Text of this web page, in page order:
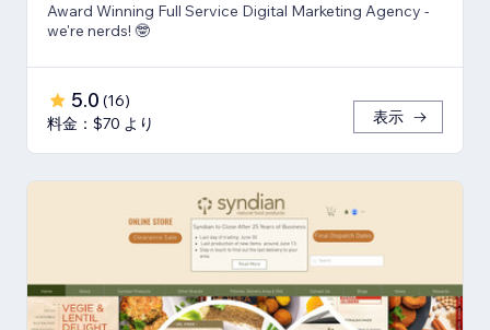
Award Winning Full Service Digital Marketing Agency -
we're nerds! 🤓
5.0 (16)
料金：$70 より
表示